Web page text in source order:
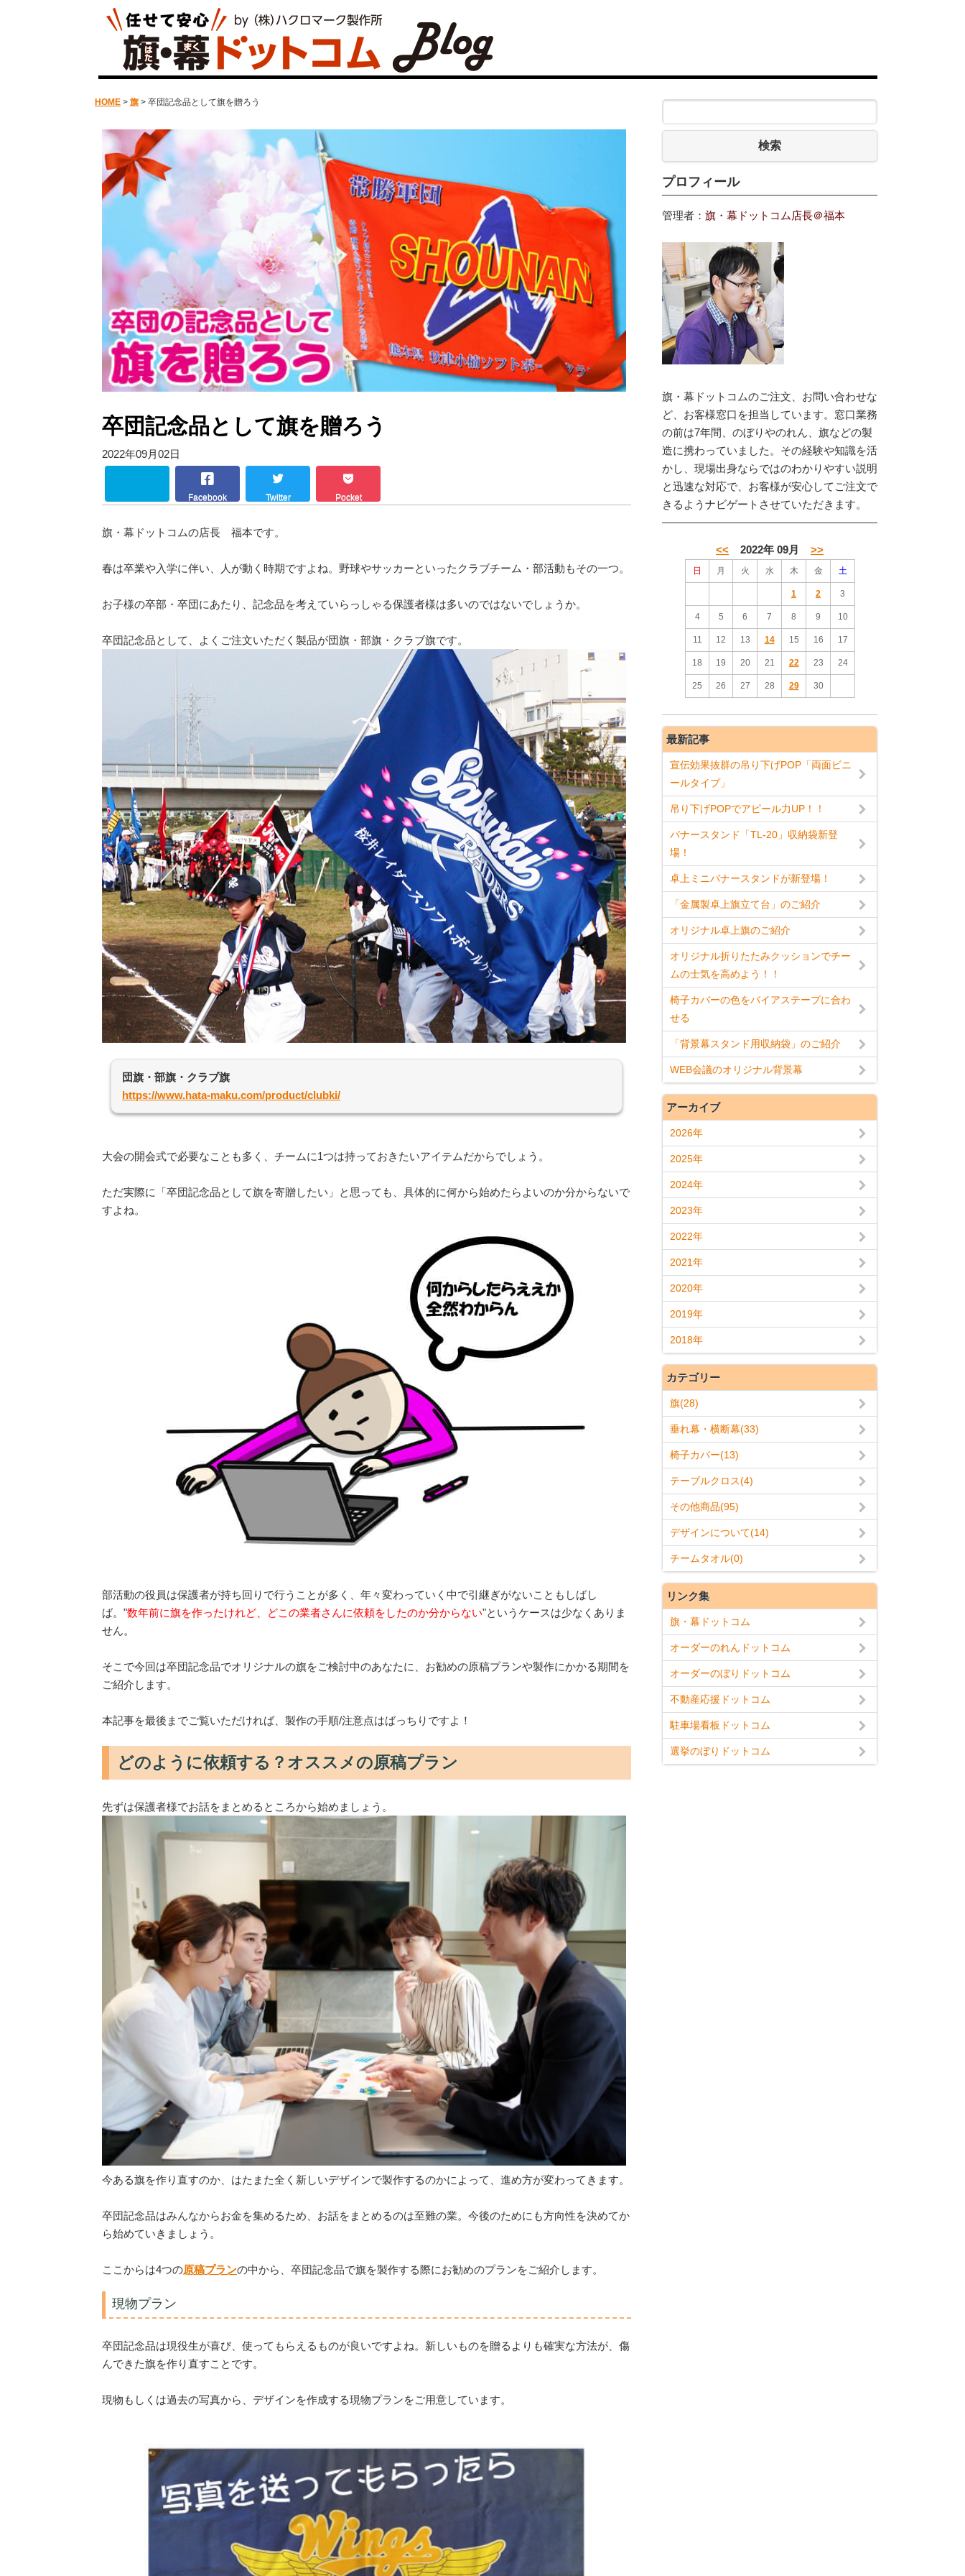
HOME > 旗 > 卒団記念品として旗を贈ろう
卒団記念品として旗を贈ろう
2022年09月02日
Facebook Twitter Pocket
旗・幕ドットコムの店長 福本です。
春は卒業や入学に伴い、人が動く時期ですよね。野球やサッカーといったクラブチーム・部活動もその一つ。
お子様の卒部・卒団にあたり、記念品を考えていらっしゃる保護者様は多いのではないでしょうか。
卒団記念品として、よくご注文いただく製品が団旗・部旗・クラブ旗です。
団旗・部旗・クラブ旗
https://www.hata-maku.com/product/clubki/
大会の開会式で必要なことも多く、チームに1つは持っておきたいアイテムだからでしょう。
ただ実際に「卒団記念品として旗を寄贈したい」と思っても、具体的に何から始めたらよいのか分からないで
すよね。
部活動の役員は保護者が持ち回りで行うことが多く、年々変わっていく中で引継ぎがないこともしばし
ば。"数年前に旗を作ったけれど、どこの業者さんに依頼をしたのか分からない"というケースは少なくありま
せん。
そこで今回は卒団記念品でオリジナルの旗をご検討中のあなたに、お勧めの原稿プランや製作にかかる期間を
ご紹介します。
本記事を最後までご覧いただければ、製作の手順/注意点はばっちりですよ！
どのように依頼する？オススメの原稿プラン
先ずは保護者様でお話をまとめるところから始めましょう。
今ある旗を作り直すのか、はたまた全く新しいデザインで製作するのかによって、進め方が変わってきます。
卒団記念品はみんなからお金を集めるため、お話をまとめるのは至難の業。今後のためにも方向性を決めてか
ら始めていきましょう。
ここからは4つの原稿プランの中から、卒団記念品で旗を製作する際にお勧めのプランをご紹介します。
現物プラン
卒団記念品は現役生が喜び、使ってもらえるものが良いですよね。新しいものを贈るよりも確実な方法が、傷
んできた旗を作り直すことです。
現物もしくは過去の写真から、デザインを作成する現物プランをご用意しています。
検索
プロフィール
管理者： 旗・幕ドットコム店長＠福本
旗・幕ドットコムのご注文、お問い合わせな
ど、お客様窓口を担当しています。窓口業務
の前は7年間、のぼりやのれん、旗などの製
造に携わっていました。その経験や知識を活
かし、現場出身ならではのわかりやすい説明
と迅速な対応で、お客様が安心してご注文で
きるようナビゲートさせていただきます。
<< 2022年 09月 >>
日 月 火 水 木 金 土
1 2 3
4 5 6 7 8 9 10
11 12 13 14 15 16 17
18 19 20 21 22 23 24
25 26 27 28 29 30
最新記事
宣伝効果抜群の吊り下げPOP「両面ビニ
ールタイプ」
吊り下げPOPでアピール力UP！！
バナースタンド「TL-20」収納袋新登
場！
卓上ミニバナースタンドが新登場！
「金属製卓上旗立て台」のご紹介
オリジナル卓上旗のご紹介
オリジナル折りたたみクッションでチー
ムの士気を高めよう！！
椅子カバーの色をバイアステープに合わ
せる
「背景幕スタンド用収納袋」のご紹介
WEB会議のオリジナル背景幕
アーカイブ
2026年
2025年
2024年
2023年
2022年
2021年
2020年
2019年
2018年
カテゴリー
旗(28)
垂れ幕・横断幕(33)
椅子カバー(13)
テーブルクロス(4)
その他商品(95)
デザインについて(14)
チームタオル(0)
リンク集
旗・幕ドットコム
オーダーのれんドットコム
オーダーのぼりドットコム
不動産応援ドットコム
駐車場看板ドットコム
選挙のぼりドットコム